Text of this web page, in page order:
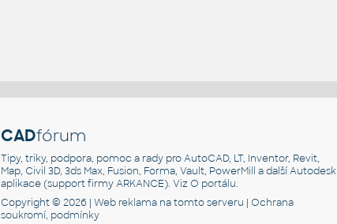
CADfórum
Tipy, triky, podpora, pomoc a rady pro AutoCAD, LT, Inventor, Revit,
Map, Civil 3D, 3ds Max, Fusion, Forma, Vault, PowerMill a další Autodesk
aplikace (support firmy ARKANCE). VizO portálu.
Copyright © 2026 |Web reklama na tomto serveru |Ochrana
soukromí, podmínky